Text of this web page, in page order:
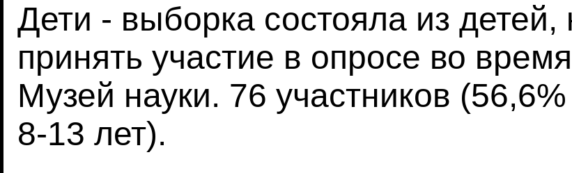
Дети - выборка состояла из детей,
принять участие в опросе во
Музей науки. 76 участников
8-13 лет).